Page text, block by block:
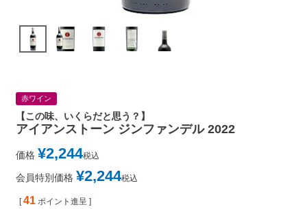
赤ワイン
【この味、いくらだと思う？】
アイアンストーン ジンファンデル 2022
価格 ¥2,244税込
会員特別価格 ¥2,244税込
[ 41 ポイント進呈 ]